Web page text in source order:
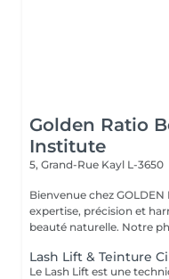
Golden Ratio
Institute
5, Grand-Rue Kayl L-3650
Bienvenue chez GOLDEN RATIO BEAUTY
expertise, précision et
beauté naturelle.
Lash Lift & Teinture